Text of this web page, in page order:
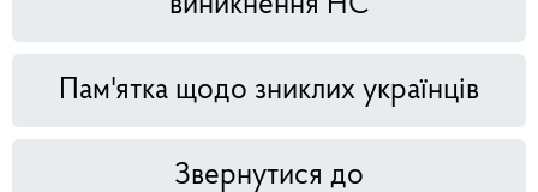
Пам'ятка щодо зниклих українців
Звернутися до